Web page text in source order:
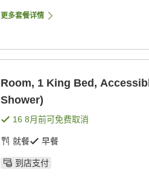
更多套餐详情
Room, 1 King Bed,
Shower)
16 8月前可免费取消
就餐 早餐
到店支付